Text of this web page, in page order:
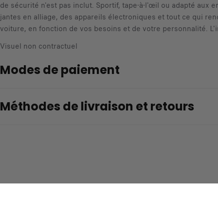
de sécurité n'est pas inclut. Sportif, tape-à-l'œil ou adapté aux
jantes en alliage, des appareils électroniques et tout ce qui
voiture, en fonction de vos besoins et de votre personnalité.
Visuel non contractuel
Modes de paiement
Méthodes de livraison et retours